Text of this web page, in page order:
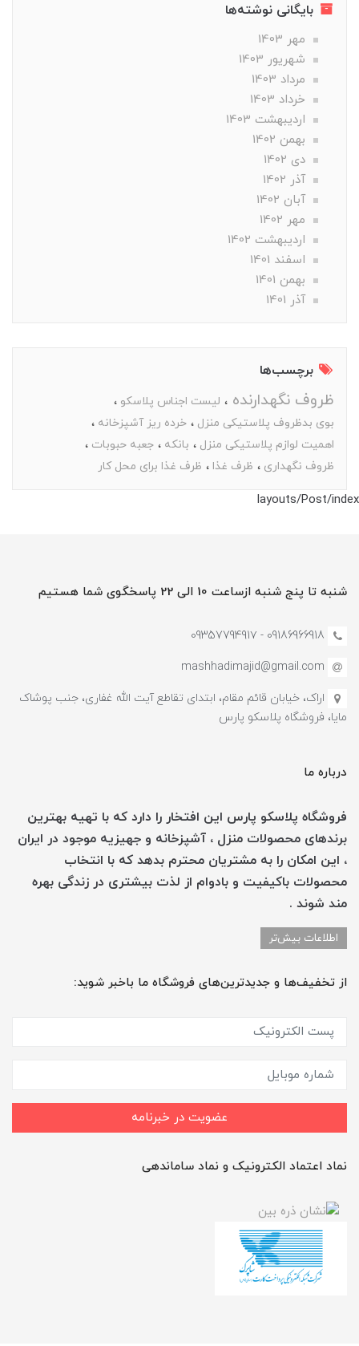
بایگانی نوشته‌ها
مهر 1403
شهریور 1403
مرداد 1403
خرداد 1403
ارديبهشت 1403
بهمن 1402
دی 1402
آذر 1402
آبان 1402
مهر 1402
ارديبهشت 1402
اسفند 1401
بهمن 1401
آذر 1401
برچسب‌ها
ظروف نگهدارنده
لیست اجناس پلاسکو
بوی بدظروف پلاستیکی منزل
خرده ریز آشپزخانه
اهمیت لوازم پلاستیکی منزل
بانکه
جعبه حبوبات
ظروف نگهداری
ظرف غذا ظرف غذا برای محل کار
layouts/Post/index
شنبه تا پنج شنبه ازساعت 10 الی 22 پاسخگوی شما هستیم
09186966918 - 0935779491۷
mashhadimajid@gmail.com
اراک، خیابان قائم مقام، ابتدای تقاطع آیت الله غفاری، جنب پوشاک
مایا، فروشگاه پلاسکو پارس
درباره ما
فروشگاه پلاسکو پارس این افتخار را دارد که با تهیه بهترین
برندهای محصولات منزل ، آشپزخانه و جهیزیه موجود در ایران
، این امکان را به مشتریان محترم بدهد که با انتخاب
محصولات باکیفیت و بادوام از لذت بیشتری در زندگی بهره
مند شوند .
اطلاعات بیش‌تر
از تخفیف‌ها و جدیدترین‌های فروشگاه ما باخبر شوید:
عضویت در خبرنامه
نماد اعتماد الکترونیک و نماد ساماندهی